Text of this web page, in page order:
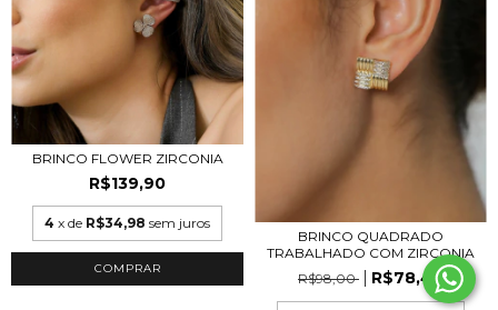
BRINCO FLOWER ZIRCONIA
R$139,90
4 x de R$34,98 sem juros
COMPRAR
BRINCO QUADRADO
TRABALHADO COM ZIRCONIA
R$98,00
R$78,40